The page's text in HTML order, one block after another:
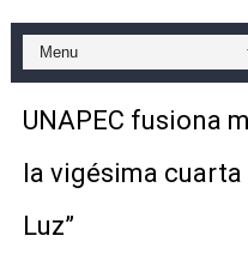
DGPCF: 55 años
Operativo
-Propeep y Gestión
Ministerio de Defensa
MICM y CECCOM
​UNAPEC fusiona
la vigésima
Luz”